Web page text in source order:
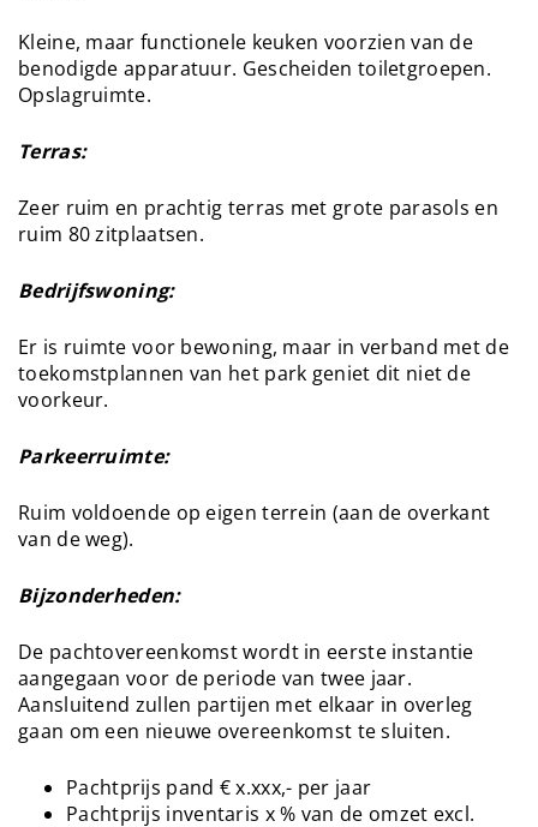
Kleine, maar functionele keuken voorzien van de
benodigde apparatuur. Gescheiden toiletgroepen.
Opslagruimte.
Terras:
Zeer ruim en prachtig terras met grote parasols en
ruim 80 zitplaatsen.
Bedrijfswoning:
Er is ruimte voor bewoning, maar in verband met de
toekomstplannen van het park geniet dit niet de
voorkeur.
Parkeerruimte:
Ruim voldoende op eigen terrein (aan de overkant
van de weg).
Bijzonderheden:
De pachtovereenkomst wordt in eerste instantie
aangegaan voor de periode van twee jaar.
Aansluitend zullen partijen met elkaar in overleg
gaan om een nieuwe overeenkomst te sluiten.
Pachtprijs pand € x.xxx,- per jaar
Pachtprijs inventaris x % van de omzet excl.